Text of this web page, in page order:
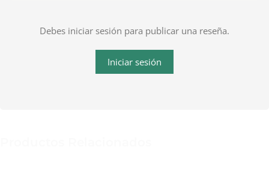
Debes iniciar sesión para publicar una reseña.
Iniciar sesión